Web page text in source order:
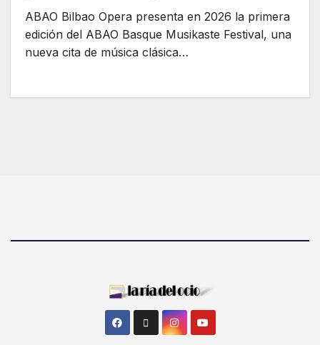
ABAO Bilbao Opera presenta en 2026 la primera
edición del ABAO Basque Musikaste Festival, una
nueva cita de música clásica…